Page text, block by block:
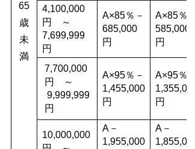
65
歳
未
満
4,100,000
円 ～
7,699,999
円
A×85％－
685,000
円
A×85％－
585,000
円
7,700,000
円 ～
9,999,999
円
A×95％－
1,455,000
円
A×95％－
1,355,000
円
10,000,000
A－
1,955,000
A－
1,855,000